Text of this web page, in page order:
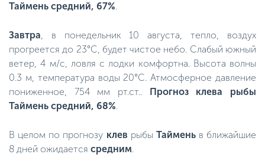
Таймень средний, 67%.
Завтра, в понедельник 10 августа, тепло, воздух
прогреется до 23°C, будет чистое небо. Слабый южный
ветер, 4 м/с, ловля с лодки комфортна. Высота волны
0.3 м, температура воды 20°C. Атмосферное давление
пониженное, 754 мм рт.ст.. Прогноз клева рыбы
Таймень средний, 68%.
В целом по прогнозу клев рыбы Тайменьв ближайшие
8 дней ожидается средним.